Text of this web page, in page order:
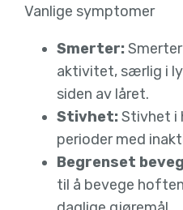
Vanlige symptomer
Smerter:
aktivitet, særlig i
siden av låret.
Stivhet:Stivhet i
perioder med
Begrenset
til å bevege